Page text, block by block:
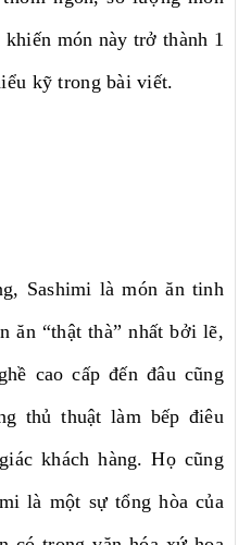
món này trở thành 1
kỹ trong bài viết.
Sashimi là món ăn tinh
ăn “thật thà” nhất bởi lẽ,
cao cấp đến đâu cũng
thủ thuật làm bếp điêu
khách hàng. Họ cũng
là một sự tổng hòa của